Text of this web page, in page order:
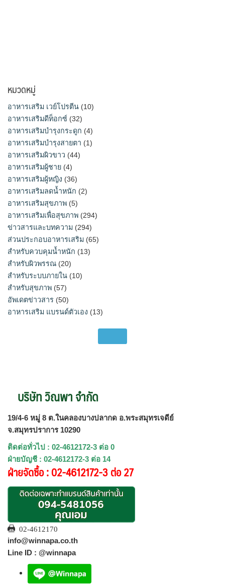
หมวดหมู่
อาหารเสริม เวย์โปรตีน (10)
อาหารเสริมดีท็อกซ์ (32)
อาหารเสริมบำรุงกระดูก (4)
อาหารเสริมบำรุงสายตา (1)
อาหารเสริมผิวขาว (44)
อาหารเสริมผู้ชาย (4)
อาหารเสริมผู้หญิง (36)
อาหารเสริมลดน้ำหนัก (2)
อาหารเสริมสุขภาพ (5)
อาหารเสริมเพื่อสุขภาพ (294)
ข่าวสารและบทความ (294)
ส่วนประกอบอาหารเสริม (65)
สำหรับควบคุมน้ำหนัก (13)
สำหรับผิวพรรณ (20)
สำหรับระบบภายใน (10)
สำหรับสุขภาพ (57)
อัพเดตข่าวสาร (50)
อาหารเสริม แบรนด์ตัวเอง (13)
บริษัท วิณพา จำกัด
19/4-6 หมู่ 8 ต.ในคลองบางปลากด อ.พระสมุทรเจดีย์
จ.สมุทรปราการ 10290
ติดต่อทั่วไป : 02-4612172-3 ต่อ 0
ฝ่ายบัญชี : 02-4612172-3 ต่อ 14
ฝ่ายจัดซื้อ : 02-4612172-3 ต่อ 27
02-4612170
info@winnapa.co.th
Line ID : @winnapa